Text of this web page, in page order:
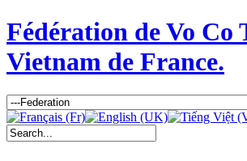
Fédération de Vo Co
Vietnam de France.